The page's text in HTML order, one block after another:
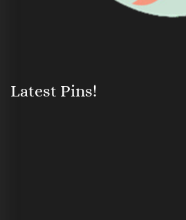
Latest Pins!